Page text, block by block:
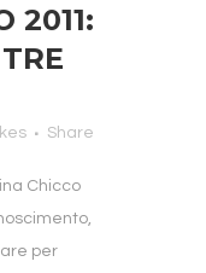
2011:
Share
Chicco
per